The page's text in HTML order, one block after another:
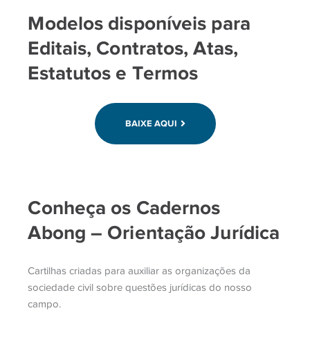
Modelos disponíveis para
Editais, Contratos, Atas,
Estatutos e Termos
BAIXE AQUI
Conheça os Cadernos
Abong – Orientação Jurídica
Cartilhas criadas para auxiliar as organizações da
sociedade civil sobre questões jurídicas do nosso
campo.